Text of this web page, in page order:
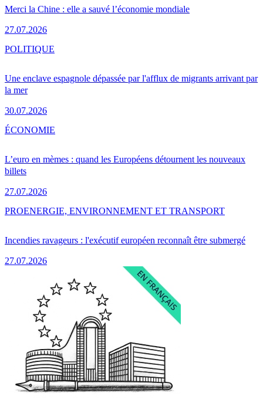
Merci la Chine : elle a sauvé l’économie mondiale
27.07.2026
Une enclave espagnole dépassée par l'afflux de migrants arrivant par
la mer
30.07.2026
POLITIQUE
L’euro en mèmes : quand les Européens détournent les nouveaux
billets
27.07.2026
ÉCONOMIE
Incendies ravageurs : l'exécutif européen reconnaît être submergé
27.07.2026
PROENERGIE, ENVIRONNEMENT ET TRANSPORT